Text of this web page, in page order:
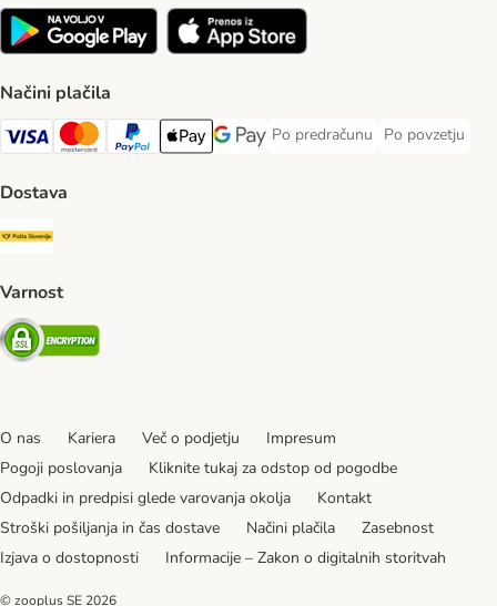
Načini plačila
Visa Payment Method
MasterCard Payment Method
PayPal Payment Method
Apple Pay Payment Method
Google pay Payment Method
Po predračunu
Po predračunu Payment Method
Po povzetju
Po povzetju
Dostava
Pošta Slovenije Shipping Method
Varnost
Security
O nas Kariera Več o podjetju
Impresum
Pogoji poslovanja
Kliknite tukaj za odstop od pogodbe
Odpadki in predpisi glede varovanja okolja
Kontakt
Stroški pošiljanja in čas dostave
Načini plačila
Zasebnost
Izjava o dostopnosti
Informacije – Zakon o digitalnih storitvah
© zooplus SE 2026